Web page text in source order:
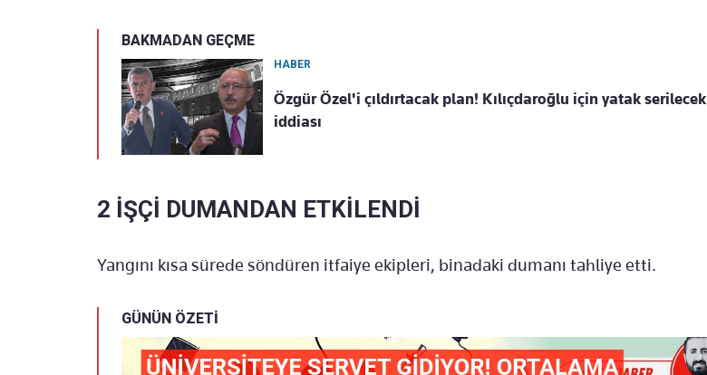
BAKMADAN GEÇME
HABER
Özgür Özel'i çıldırtacak plan! Kılıçdaroğlu için yatak serilecek
iddiası
2 İŞÇİ DUMANDAN ETKİLENDİ
Yangını kısa sürede söndüren itfaiye ekipleri, binadaki dumanı tahliye etti.
GÜNÜN ÖZETİ